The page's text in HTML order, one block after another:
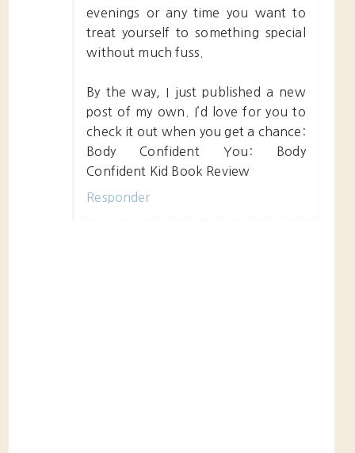
evenings or any time you want to
treat yourself to something special
without much fuss.
By the way, I just published a new
post of my own. I’d love for you to
check it out when you get a chance:
Body Confident You: Body
Confident Kid Book Review
Responder